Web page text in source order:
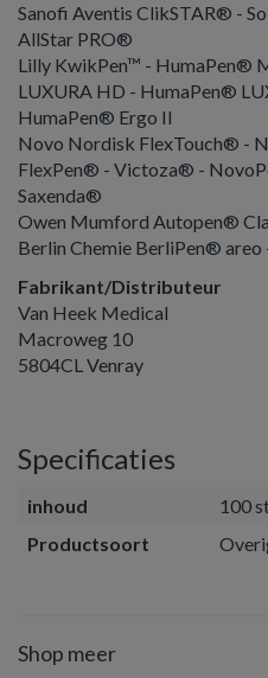
Sanofi Aventis ClikSTAR® -
AllStar PRO®
Lilly KwikPen™ - HumaPen®
LUXURA HD - HumaPen®
HumaPen® Ergo II
Novo Nordisk FlexTouch® -
FlexPen® - Victoza® -
Saxenda®
Owen Mumford Autopen®
Berlin Chemie BerliPen®
Fabrikant/Distributeur
Van Heek Medical
Macroweg 10
5804CL Venray
Specificaties
inhoud
100
Productsoort
Shop meer